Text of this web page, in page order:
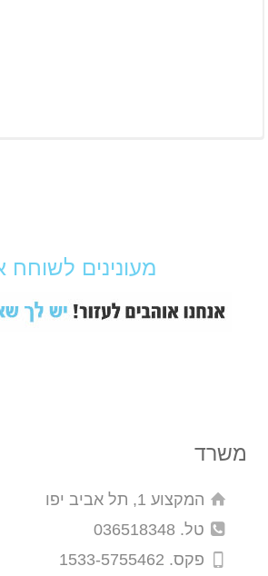
מעונינים לשוחח
משרד
המקצוע 1, תל אביב יפו
טל. 036518348
פקס. 1533-5755462